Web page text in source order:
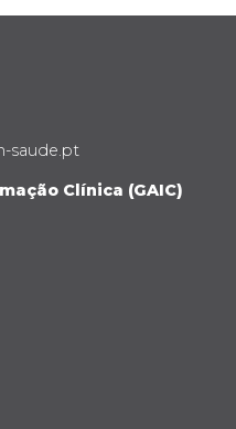
saude.pt
Clínica (GAIC)